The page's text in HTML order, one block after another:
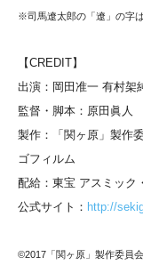
※司馬遼太郎の「遼」の字
【CREDIT】
出演：岡田准一 有村架
監督・脚本：原田眞人
製作：「関ヶ原」製作
ゴフィルム
配給：東宝 アスミック
公式サイト： http://
©2017「関ヶ原」製作委員会